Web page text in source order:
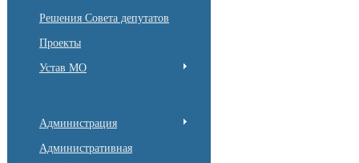
Решения Совета депутатов
Проекты
Устав МО
Администрация
Административная